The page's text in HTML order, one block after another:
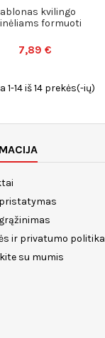
kvilingo
formuoti
7,89 €
1-14 iš 14 prekės(-ių)
ir privatumo politika
su mumis